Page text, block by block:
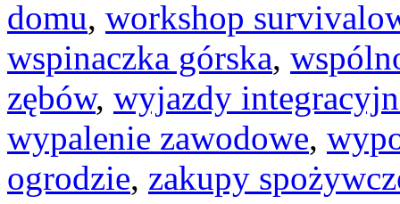
domu, workshop
wspinaczka górska,
zębów, wyjazdy
wypalenie zawodowe,
ogrodzie, zakupy